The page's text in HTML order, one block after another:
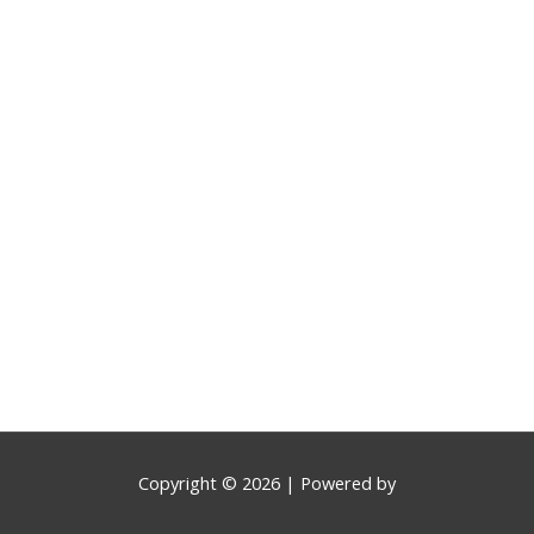
Copyright © 2026 | Powered by